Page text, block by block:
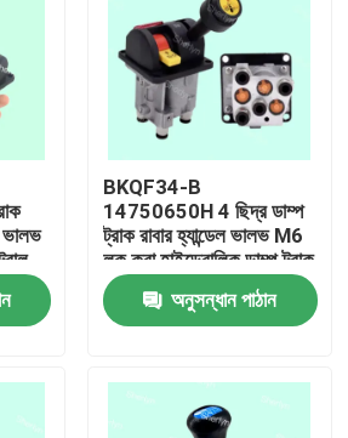
ভালভ
BKQF34-B
14750650H 4 ছিদ্র ডাম্প
ট্রাক রাবার হ্যান্ডেল ভালভ M6
লক করা হাইড্রোলিক ডাম্প ট্রাক
কন্ট্রোল ভালভ
অনুসন্ধান পাঠান